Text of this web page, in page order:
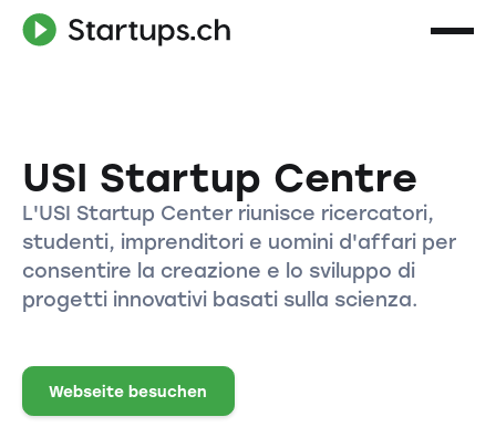
USI Startup Centre
L'USI Startup Center riunisce ricercatori,
studenti, imprenditori e uomini d'affari per
consentire la creazione e lo sviluppo di
progetti innovativi basati sulla scienza.
Webseite besuchen